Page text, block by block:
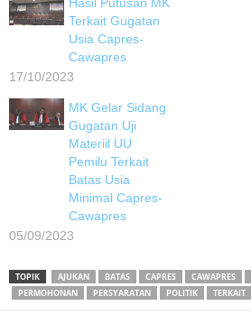
Terkait Gugatan
Usia Capres-
Cawapres
17/10/2023
MK Gelar Sidang
Gugatan Uji
Materiil UU
Pemilu Terkait
Batas Usia
Minimal Capres-
Cawapres
05/09/2023
TOPIK AJUKAN BATAS CAPRES CAWAPRES
PERMOHONAN
PERSYARATAN POLITIK TERKAIT